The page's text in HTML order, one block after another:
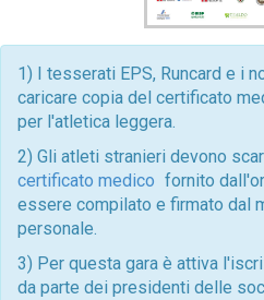
1) I tesserati EPS, Runcard e i
caricare copia del certificato
per l'atletica leggera.
2) Gli atleti stranieri devono
certificato medico fornito
essere compilato e firmato dal
personale.
3) Per questa gara è attiva
da parte dei presidenti delle